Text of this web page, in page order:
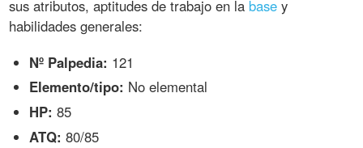
sus atributos, aptitudes de trabajo en la base y
habilidades generales:
Nº Palpedia: 121
Elemento/tipo: No elemental
HP: 85
ATQ: 80/85